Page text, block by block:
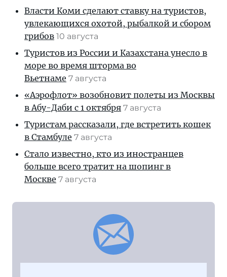
Власти Коми сделают ставку на туристов,
увлекающихся охотой, рыбалкой и сбором
грибов 10 августа
Туристов из России и Казахстана унесло в
море во время шторма во
Вьетнаме 7 августа
«Аэрофлот» возобновит полеты из Москвы
в Абу-Даби с 1 октября 7 августа
Туристам рассказали, где встретить кошек
в Стамбуле 7 августа
Стало известно, кто из иностранцев
больше всего тратит на шопинг в
Москве 7 августа